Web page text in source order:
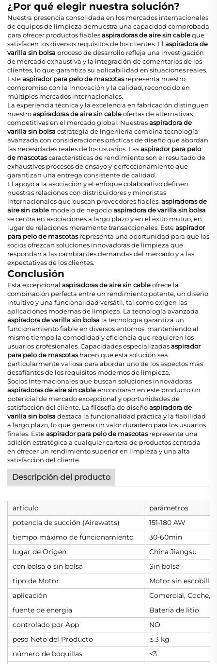
¿Por qué elegir nuestra solución?
Nuestra presencia consolidada en los mercados internacionales
de equipos de limpieza demuestra una capacidad comprobada
para ofrecer productos fiablesaspiradoras de aire sin cableque
satisfacen los diversos requisitos de los clientes. El aspiradora de
varilla sin bolsa proceso de desarrollo refleja una investigación
de mercado exhaustiva y la integración de comentarios de los
clientes, lo que garantiza su aplicabilidad en situaciones reales.
Esteaspirador para pelo de mascotasrepresenta nuestro
compromiso con la innovación y la calidad, reconocido en
múltiples mercados internacionales.
La experiencia técnica y la excelencia en fabricación distinguen
nuestroaspiradoras de aire sin cableofertas de alternativas
competitivas en el mercado global. Nuestrasaspiradora de
varilla sin bolsa estrategia de ingeniería combina tecnología
avanzada con consideraciones prácticas de diseño que abordan
las necesidades reales de los usuarios. Lasaspirador para pelo
de mascotascaracterísticas de rendimiento son el resultado de
exhaustivos procesos de ensayo y perfeccionamiento que
garantizan una entrega consistente de calidad.
El apoyo a la asociación y el enfoque colaborativo definen
nuestras relaciones con distribuidores y minoristas
internacionales que buscan proveedores fiables. aspiradoras de
aire sin cable modelo de negocioaspiradora de varilla sin bolsa
se centra en asociaciones a largo plazo y en el éxito mutuo, en
lugar de relaciones meramente transaccionales. Esteaspirador
para pelo de mascotasrepresenta una oportunidad para que los
socios ofrezcan soluciones innovadoras de limpieza que
respondan a las cambiantes demandas del mercado y a las
expectativas de los clientes.
Conclusión
Esta excepcional aspiradoras de aire sin cableofrece la
combinación perfecta entre un rendimiento potente, un diseño
intuitivo y una funcionalidad versátil, tal como exigen las
aplicaciones modernas de limpieza. La tecnología avanzada
aspiradora de varilla sin bolsa la tecnología garantiza un
funcionamiento fiable en diversos entornos, manteniendo al
mismo tiempo la comodidad y eficiencia que requieren los
usuarios profesionales. Capacidades especializadasaspirador
para pelo de mascotashacen que esta solución sea
particularmente valiosa para abordar uno de los aspectos más
desafiantes de los requisitos modernos de limpieza.
Socios internacionales que buscan soluciones innovadoras
aspiradoras de aire sin cableencontrarán en este producto un
potencial de mercado excepcional y oportunidades de
satisfacción del cliente. La filosofía de diseñoaspiradora de
varilla sin bolsa destaca la funcionalidad práctica y la fiabilidad
a largo plazo, lo que genera un valor duradero para los usuarios
finales. Esteaspirador para pelo de mascotasrepresenta una
adición estratégica a cualquier cartera de productos centrada
en ofrecer un rendimiento superior en limpieza y una alta
satisfacción del cliente.
Descripción del producto
artículo
parámetros
potencia de succión (Airewatts)
151-180 AW
tiempo máximo de funcionamiento
30-60min
lugar de Origen
China Jiangsu
con bolsa o sin bolsa
Sin bolsa
tipo de Motor
Motor sin escobillas
aplicación
Comercial, Coche,
fuente de energía
Batería de litio
controlado por App
NO
peso Neto del Producto
≥ 3 kg
número de boquillas
≤3